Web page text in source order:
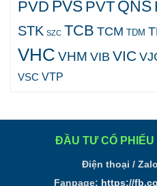
PVD PVS PVT QNS
STK SZC TCB TCM TDM
VHC VHM VIB VIC
VSC VTP
ĐẦU TƯ CỔ PHIẾU
Điện thoại /
Fanpage: https://